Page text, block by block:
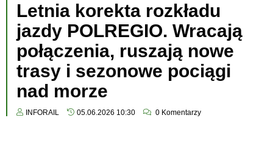
Letnia korekta rozkładu
jazdy POLREGIO. Wracają
połączenia, ruszają nowe
trasy i sezonowe pociągi
nad morze
INFORAIL 05.06.2026 10:30 0 Komentarzy